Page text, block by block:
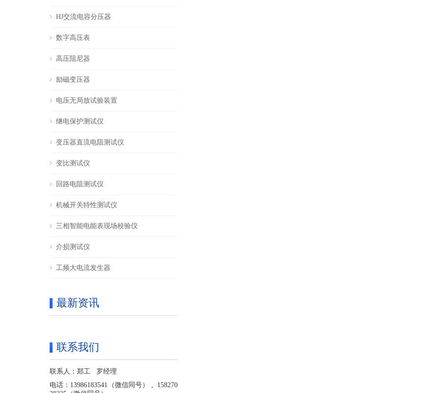
HJ交流电容分压器
数字高压表
高压阻尼器
励磁变压器
电压无局放试验装置
继电保护测试仪
变压器直流电阻测试仪
变比测试仪
回路电阻测试仪
机械开关特性测试仪
三相智能电能表现场校验仪
介损测试仪
工频大电流发生器
最新资讯
联系我们
联系人：郑工 罗经理
电话：13986183541（微信同号） , 158270